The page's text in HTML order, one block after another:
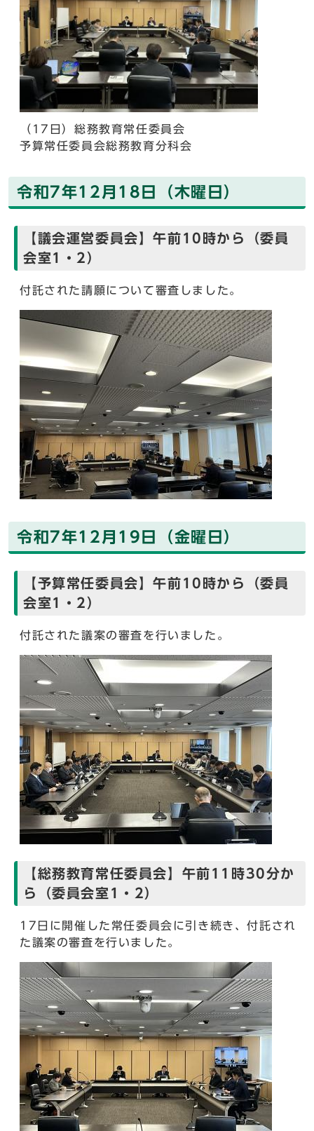
（17日）総務教育常任委員会
予算常任委員会総務教育分科会
令和7年12月18日（木曜日）
【議会運営委員会】午前10時から（委員
会室1・2）
付託された請願について審査しました。
令和7年12月19日（金曜日）
【予算常任委員会】午前10時から（委員
会室1・2）
付託された議案の審査を行いました。
【総務教育常任委員会】午前11時30分か
ら（委員会室1・2）
17日に開催した常任委員会に引き続き、付託され
た議案の審査を行いました。